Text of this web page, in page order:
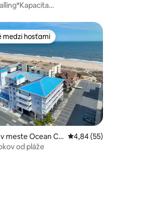
z 5, počet hodnotení: 108
medzi hosťami
medzi hosťami
meste Ocean Cit Priemerné
4,84 (55)
od pláže